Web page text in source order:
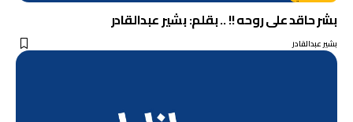
بشر حاقد على روحه !! .. بقلم: بشير عبدالقادر
بشير عبدالقادر